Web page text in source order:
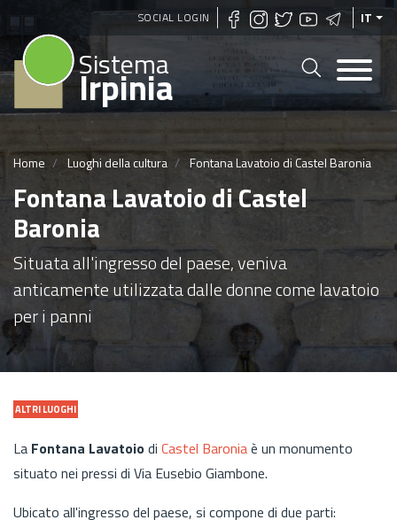
Salta
al
contenuto
principale
SOCIAL LOGIN IT
Sistema
Irpinia
Home Luoghi della cultura Fontana Lavatoio di Castel Baronia
Fontana Lavatoio di Castel
Baronia
Situata all'ingresso del paese, veniva
anticamente utilizzata dalle donne come lavatoio
per i panni
ALTRI LUOGHI
La Fontana Lavatoiodi Castel Baroniaè un monumento
situato nei pressi di Via Eusebio Giambone.
Ubicato all'ingresso del paese, si compone di due parti: